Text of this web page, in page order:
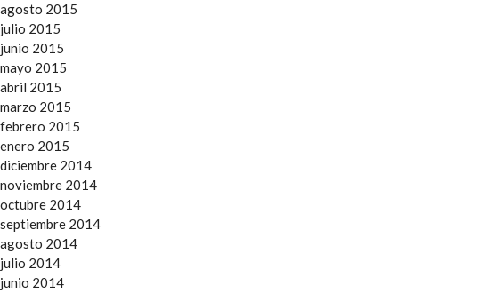
agosto 2015
julio 2015
junio 2015
mayo 2015
abril 2015
marzo 2015
febrero 2015
enero 2015
diciembre 2014
noviembre 2014
octubre 2014
septiembre 2014
agosto 2014
julio 2014
junio 2014